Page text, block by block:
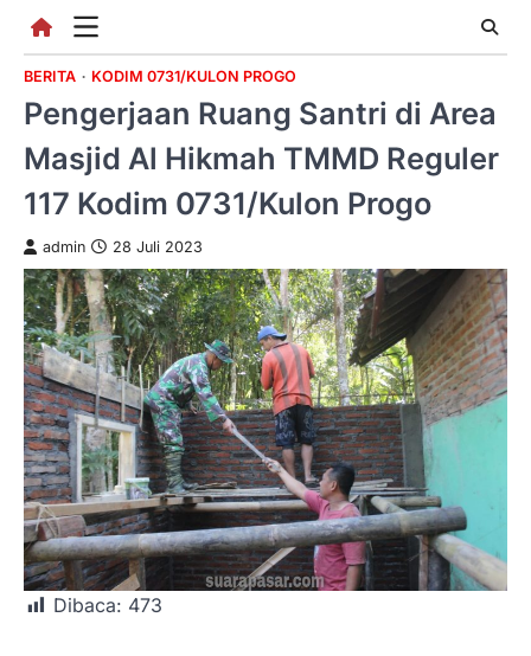
content
BERITA KODIM 0731/KULON PROGO
Pengerjaan Ruang Santri di Area
Masjid Al Hikmah TMMD Reguler
117 Kodim 0731/Kulon Progo
admin 28 Juli 2023
Dibaca: 473